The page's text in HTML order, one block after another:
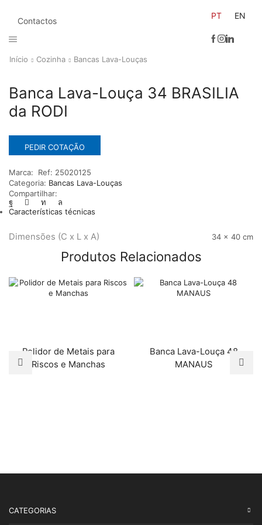
Contactos
PT EN
Início Cozinha Bancas Lava-Louças
Banca Lava-Louça 34 BRASILIA
da RODI
PEDIR COTAÇÃO
Marca: Ref: 25020125
Categoria: Bancas Lava-Louças
Compartilhar:
Características técnicas
Dimensões (C x L x A) 34 × 40 cm
Produtos Relacionados
Polidor de Metais para
Riscos e Manchas
Banca Lava-Louça 48
MANAUS
CATEGORIAS